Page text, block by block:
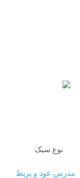
نوع سبک
مدرس عود و بربط